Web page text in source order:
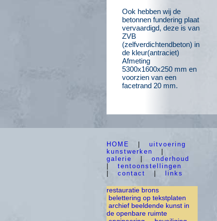
Ook hebben wij de
betonnen fundering plaat
vervaardigd, deze is van
ZVB
(zelfverdichtendbeton) in
de kleur(antraciet)
Afmeting
5300x1600x250 mm en
voorzien van een
facetrand 20 mm.
HOME
uitvoering
kunstwerken
galerie
onderhoud
tentoonstellingen
contact links
restauratie brons
belettering op tekstplaten
archief beeldende kunst in
de openbare ruimte